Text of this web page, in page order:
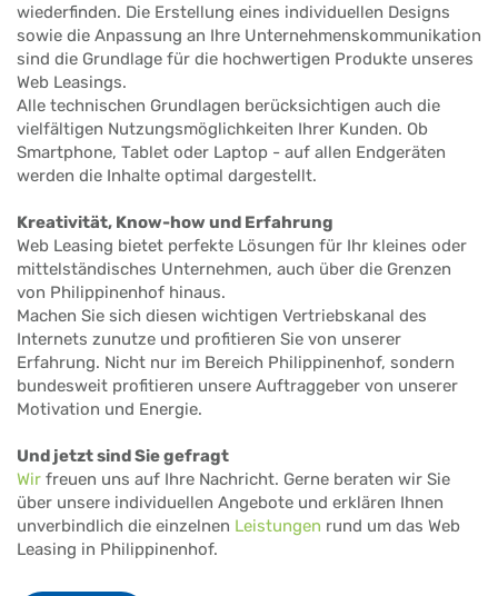
wiederfinden. Die Erstellung eines individuellen Designs
sowie die Anpassung an Ihre Unternehmenskommunikation
sind die Grundlage für die hochwertigen Produkte unseres
Web Leasings.
Alle technischen Grundlagen berücksichtigen auch die
vielfältigen Nutzungsmöglichkeiten Ihrer Kunden. Ob
Smartphone, Tablet oder Laptop - auf allen Endgeräten
werden die Inhalte optimal dargestellt.
Kreativität, Know-how und Erfahrung
Web Leasing bietet perfekte Lösungen für Ihr kleines oder
mittelständisches Unternehmen, auch über die Grenzen
von Philippinenhof hinaus.
Machen Sie sich diesen wichtigen Vertriebskanal des
Internets zunutze und profitieren Sie von unserer
Erfahrung. Nicht nur im Bereich Philippinenhof, sondern
bundesweit profitieren unsere Auftraggeber von unserer
Motivation und Energie.
Und jetzt sind Sie gefragt
Wir freuen uns auf Ihre Nachricht. Gerne beraten wir Sie
über unsere individuellen Angebote und erklären Ihnen
unverbindlich die einzelnen Leistungen rund um das Web
Leasing in Philippinenhof.